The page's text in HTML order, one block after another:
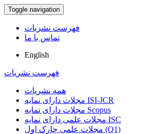
Toggle navigation
فهرست نشریات
تماس با ما
English
فهرست نشریات
همه نشریات
مجلات دارای نمایه ISI-JCR
مجلات دارای نمایه Scopus
مجلات علمی دارای نمایه ISC
مجلات علمی چارک اول (Q1)